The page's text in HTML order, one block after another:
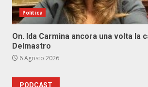
Politica
On. Ida Carmina ancora una volta la
Delmastro
6 Agosto 2026
PODCAST